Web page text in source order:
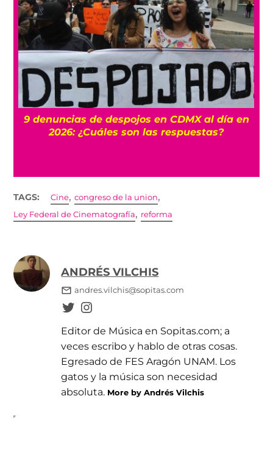
9 denuncias de despojos en CDMX al día en
2026: ¿Cuáles son las respuestas?
TAGS: Cine,congreso de la union,
Ley Federal de Cinematografía, reforma
ANDRÉS VILCHIS
andres.vilchis@sopitas.com
Editor de Música en Sopitas.com; a
veces escribo y hablo de otras cosas.
Egresado de FES Aragón UNAM. Los
gatos y la música son necesidad
absoluta. More by Andrés Vilchis